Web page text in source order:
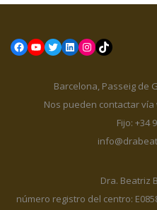
Facebook
YouTube
Twitter
LinkedIn
Instagram
TikTok
Barcelona, Passeig de
Nos pueden contactar vía
Fijo: +34
Dra. Beatriz
número registro del centro: